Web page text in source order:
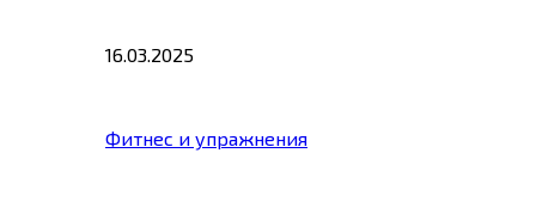
16.03.2025
Фитнес и упражнения